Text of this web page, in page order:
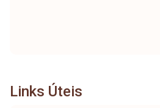
Links Úteis